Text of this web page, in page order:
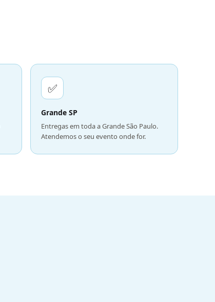
✅
Grande SP
Entregas em toda a Grande São Paulo.
Atendemos o seu evento onde for.